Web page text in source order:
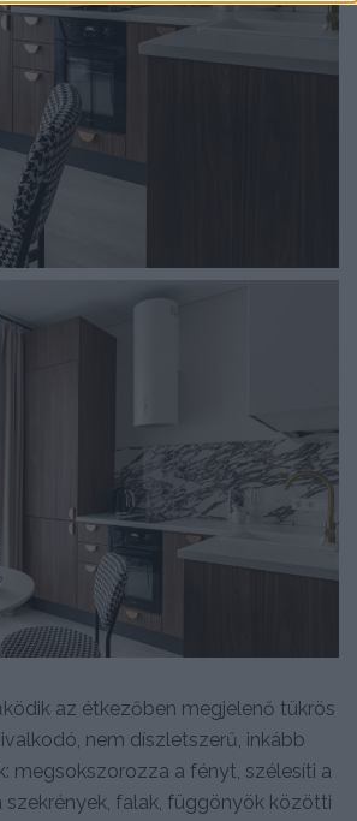
az étkezőben megjelenő tükrös
nem díszletszerű, inkább
megsokszorozza a fényt, szélesíti a
szekrények, falak, függönyök közötti